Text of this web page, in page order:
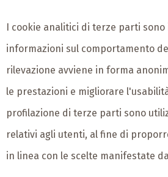
I cookie analitici di terze parti
informazioni sul comportamento
rilevazione avviene in forma
le prestazioni e migliorare
profilazione di terze parti sono
relativi agli utenti, al fine di
in linea con le scelte manifestate